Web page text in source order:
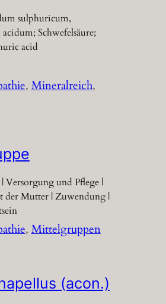
sulphuricum,
Schwefelsäure;
acid
, Mineralreich
Versorgung und Pflege |
der Mutter | Zuwendung |
, Mittelgruppen
(acon.)